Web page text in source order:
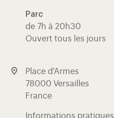
Parc
de 7h à 20h30
Ouvert tous les jours
Place d'Armes
78000 Versailles
France
Informations pratiques